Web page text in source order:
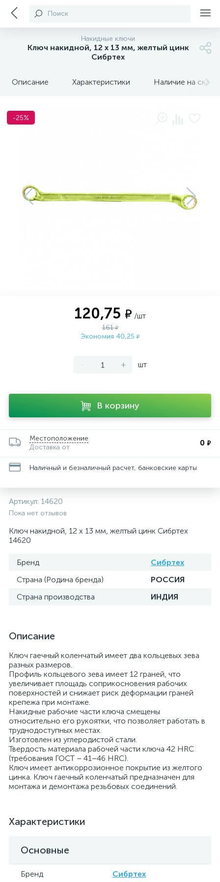
Поиск
Накидные ключи
Ключ накидной, 12 х 13 мм, желтый цинк
Сибртех
Описание Характеристики Наличие на
-25%
120,75 ₽ /шт
161₽
Экономия 40,25 ₽
- + шт
В корзину
Местоположение
Доставка от
0 ₽
Наличный и безналичный расчет, банковские карты
Артикул: 14620
Пока нет отзывов
Ключ накидной, 12 х 13 мм, желтый цинк Сибртех
14620
Бренд
Сибртех
Страна (Родина бренда)
РОССИЯ
Страна производства
ИНДИЯ
Описание
Ключ гаечный коленчатый имеет два кольцевых зева
разных размеров.
Профиль кольцевого зева имеет 12 граней, что
увеличивает площадь соприкосновения рабочих
поверхностей и снижает риск деформации граней
крепежа при монтаже.
Накидные рабочие части ключа смещены
относительно его рукоятки, что позволяет работать в
труднодоступных местах.
Изготовлен из углеродистой стали.
Твердость материала рабочей части ключа 42 HRC
(требования ГОСТ – 41–46 HRC).
Ключ имеет антикоррозионное покрытие из желтого
цинка. Ключ гаечный коленчатый предназначен для
монтажа и демонтажа резьбовых соединений.
Характеристики
Основные
Бренд Сибртех